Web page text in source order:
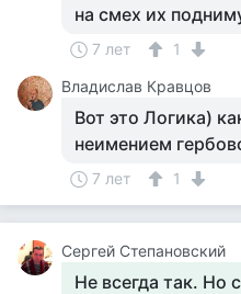
на смех их
7 лет
1
Владислав Кравцов
Вот это Логика)
неимением
7 лет 1
Сергей Степановский
Не всегда так. Но